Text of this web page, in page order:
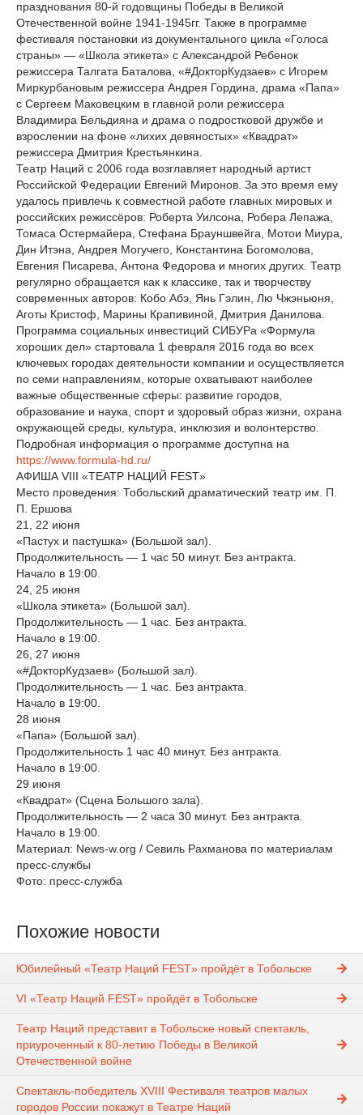
празднования 80-й годовщины Победы в Великой
Отечественной войне 1941-1945гг. Также в программе
фестиваля постановки из документального цикла «Голоса
страны» — «Школа этикета» с Александрой Ребенок
режиссера Талгата Баталова, «#ДокторКудзаев» с Игорем
Миркурбановым режиссера Андрея Гордина, драма «Папа»
с Сергеем Маковецким в главной роли режиссера
Владимира Бельдияна и драма о подростковой дружбе и
взрослении на фоне «лихих девяностых» «Квадрат»
режиссера Дмитрия Крестьянкина.
Театр Наций с 2006 года возглавляет народный артист
Российской Федерации Евгений Миронов. За это время ему
удалось привлечь к совместной работе главных мировых и
российских режиссёров: Роберта Уилсона, Робера Лепажа,
Томаса Остермайера, Стефана Брауншвейга, Мотои Миура,
Дин Итэна, Андрея Могучего, Константина Богомолова,
Евгения Писарева, Антона Федорова и многих других. Театр
регулярно обращается как к классике, так и творчеству
современных авторов: Кобо Абэ, Янь Гэлин, Лю Чжэньюня,
Аготы Кристоф, Марины Крапивиной, Дмитрия Данилова.
Программа социальных инвестиций СИБУРа «Формула
хороших дел» стартовала 1 февраля 2016 года во всех
ключевых городах деятельности компании и осуществляется
по семи направлениям, которые охватывают наиболее
важные общественные сферы: развитие городов,
образование и наука, спорт и здоровый образ жизни, охрана
окружающей среды, культура, инклюзия и волонтерство.
Подробная информация о программе доступна на
https://www.formula-hd.ru/
АФИША VIII «ТЕАТР НАЦИЙ FEST»
Место проведения: Тобольский драматический театр им. П.
П. Ершова
21, 22 июня
«Пастух и пастушка» (Большой зал).
Продолжительность — 1 час 50 минут. Без антракта.
Начало в 19:00.
24, 25 июня
«Школа этикета» (Большой зал).
Продолжительность — 1 час. Без антракта.
Начало в 19:00.
26, 27 июня
«#ДокторКудзаев» (Большой зал).
Продолжительность — 1 час. Без антракта.
Начало в 19:00.
28 июня
«Папа» (Большой зал).
Продолжительность 1 час 40 минут. Без антракта.
Начало в 19:00.
29 июня
«Квадрат» (Сцена Большого зала).
Продолжительность — 2 часа 30 минут. Без антракта.
Начало в 19:00.
Материал: News-w.org / Севиль Рахманова по материалам
пресс-службы
Фото: пресс-служба
Похожие новости
Юбилейный «Театр Наций FEST» пройдёт в Тобольске
VI «Театр Наций FEST» пройдёт в Тобольске
Театр Наций представит в Тобольске новый спектакль,
приуроченный к 80-летию Победы в Великой
Отечественной войне
Спектакль-победитель XVIII Фестиваля театров малых
городов России покажут в Театре Наций